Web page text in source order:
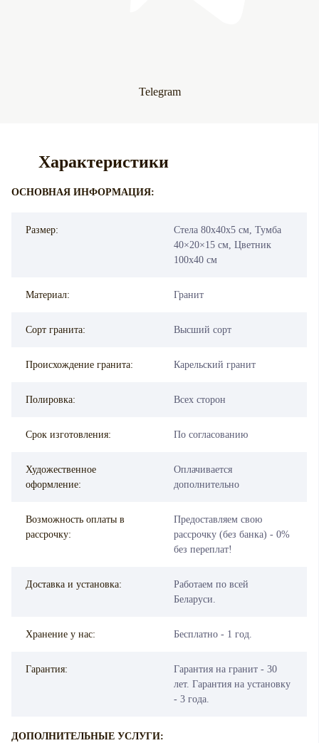
Telegram
Характеристики
ОСНОВНАЯ ИНФОРМАЦИЯ:
Размер:
Стела 80х40х5 см, Тумба
40×20×15 см, Цветник
100х40 см
Материал: Гранит
Сорт гранита: Высший сорт
Происхождение гранита: Карельский гранит
Полировка: Всех сторон
Срок изготовления: По согласованию
Художественное
оформление:
Оплачивается
дополнительно
Возможность оплаты в
рассрочку:
Предоставляем свою
рассрочку (без банка) - 0%
без переплат!
Доставка и установка:
Работаем по всей
Беларуси.
Хранение у нас: Бесплатно - 1 год.
Гарантия:
Гарантия на гранит - 30
лет. Гарантия на установку
- 3 года.
ДОПОЛНИТЕЛЬНЫЕ УСЛУГИ: